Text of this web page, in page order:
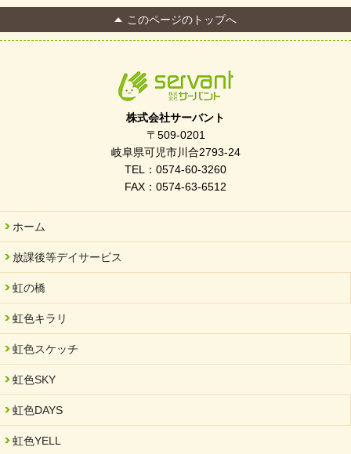
このページのトップへ
株式会社サーバント
〒509-0201
岐阜県可児市川合2793-24
TEL：0574-60-3260
FAX：0574-63-6512
ホーム
放課後等デイサービス
虹の橋
虹色キラリ
虹色スケッチ
虹色SKY
虹色DAYS
虹色YELL